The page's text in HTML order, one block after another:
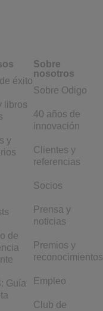
éxito
libros
y
de
Guía
Sobre
nosotros
Sobre Odigo
40 años de
innovación
Clientes y
referencias
Socios
Prensa y
noticias
Premios y
reconocimientos
Empleo
Club de